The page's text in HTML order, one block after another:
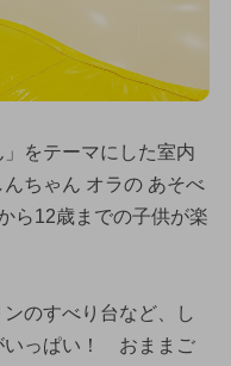
をテーマにした室内
ちゃん オラの あそべ
ら12歳までの子供が楽
のすべり台など、し
いっぱい！ おままご